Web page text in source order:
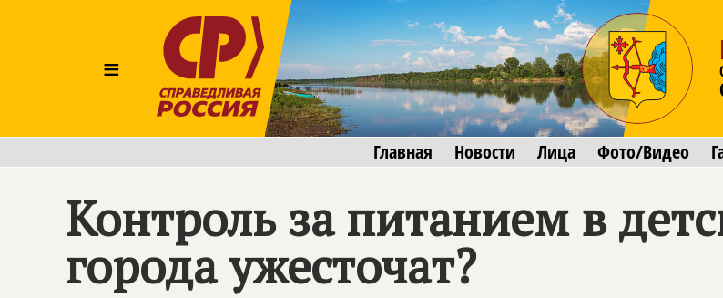
≡
Главная Новости Лица Фото/Видео
Контроль за питанием в
города ужесточат?